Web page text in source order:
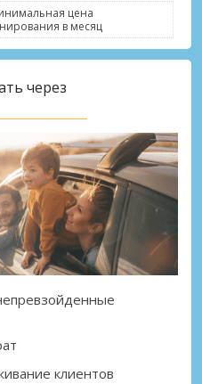
эксклюзивным
цена
в месяц
через
клиентов